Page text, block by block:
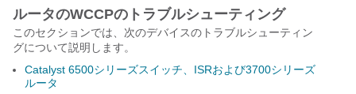
ルータのWCCPのトラブルシューティング
このセクションでは、次のデバイスのトラブルシューティン
グについて説明します。
Catalyst 6500シリーズスイッチ、ISRおよび3700シリーズ
ルータ